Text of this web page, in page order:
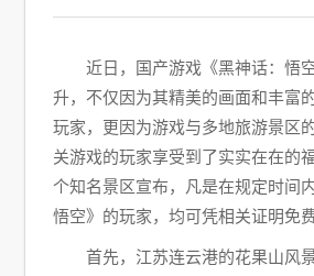
近日，国产游戏《黑神话：悟
升，不仅因为其精美的画面和丰富
玩家，更因为游戏与多地旅游景区
关游戏的玩家享受到了实实在在的
个知名景区宣布，凡是在规定时间
悟空》的玩家，均可凭相关证明免
首先，江苏连云港的花果山风景